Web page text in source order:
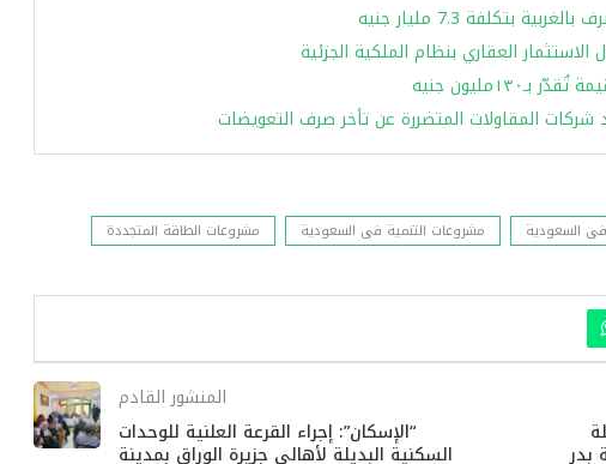
العقاري بنظام الملكية الجزئية
جنيه
شركات المقاولات المتضررة عن تأخر صرف التعويضات
فى السعودية مشروعات التنمية فى السعودية مشروعات الطاقة المتجددة
بدر
المنشور القادم
“الإسكان”: إجراء القرعة العلنية للوحدات
السكنية البديلة لأهالى جزيرة الوراق بمدينة